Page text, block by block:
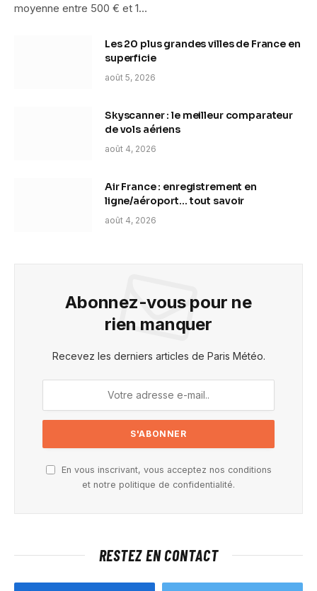
moyenne entre 500 € et 1…
Les 20 plus grandes villes de France en
superficie
août 5, 2026
Skyscanner : le meilleur comparateur
de vols aériens
août 4, 2026
Air France : enregistrement en
ligne/aéroport… tout savoir
août 4, 2026
Abonnez-vous pour ne
rien manquer
Recevez les derniers articles de Paris Météo.
En vous inscrivant, vous acceptez nos conditions
et notre politique de confidentialité.
RESTEZ EN CONTACT